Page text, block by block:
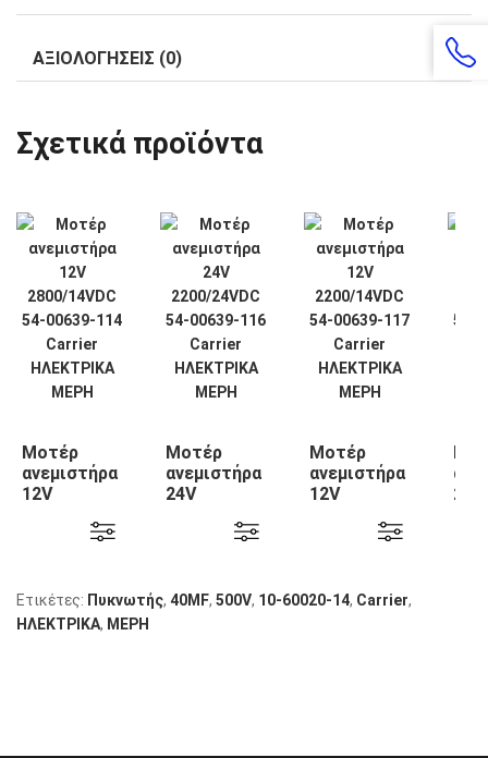
ΑΞΙΟΛΟΓΗΣΕΙΣ (0)
Σχετικά προϊόντα
Μοτέρ
ανεμιστήρα
12V
54-00639-
Μοτέρ
ανεμιστήρα
24V
54-00639-
Μοτέρ
ανεμιστήρα
12V
54-00639-
24V
Ετικέτες: Πυκνωτής, 40MF, 500V, 10-60020-14, Carrier,
ΗΛΕΚΤΡΙΚΑ, ΜΕΡΗ